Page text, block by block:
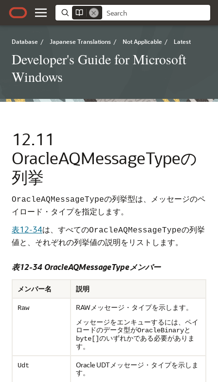
Database / Japanese Translations / Not Applicable / Latest
Developer's Guide for Microsoft
Windows
12.11
OracleAQMessageTypeの
列挙
OracleAQMessageTypeの列挙型は、メッセージのペ
イロード・タイプを指定します。
表12-34は、すべてのOracleAQMessageTypeの列挙
値と、それぞれの列挙値の説明をリストします。
表12-34 OracleAQMessageTypeメンバー
メンバー名 説明
Raw
RAWメッセージ・タイプを示します。
メッセージをエンキューするには、ペイ
ロードのデータ型がOracleBinaryと
byte[]のいずれかである必要がありま
す。
Udt
Oracle UDTメッセージ・タイプを示しま
す。